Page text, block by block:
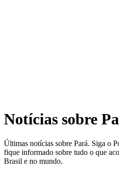
Notícias sobre
Últimas notícias sobre Pará. Siga o
fique informado sobre tudo o que
Brasil e no mundo.